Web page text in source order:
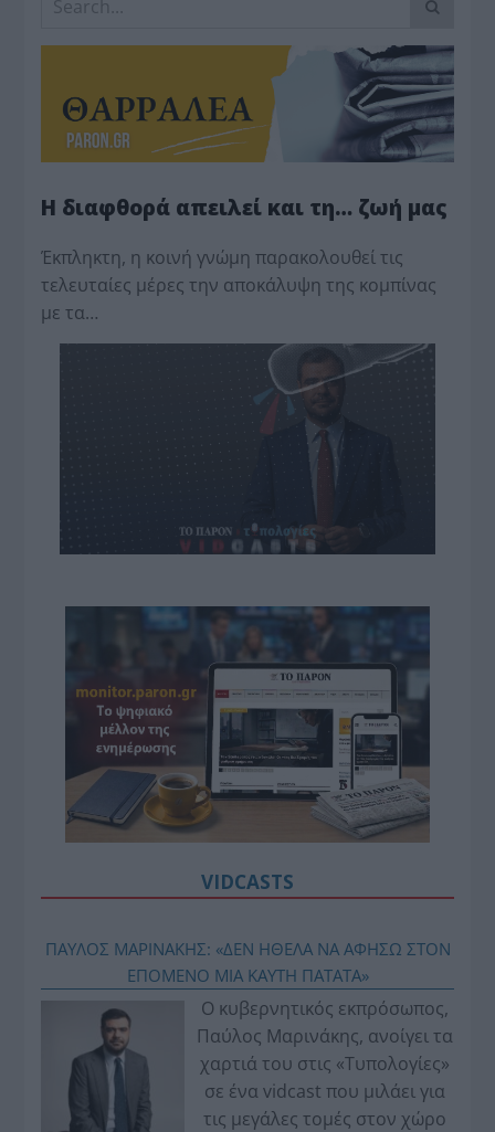
Η διαφθορά απειλεί και τη… ζωή μας
Έκπληκτη, η κοινή γνώμη παρακολουθεί τις
τελευταίες μέρες την αποκάλυψη της κο­μπίνας
με τα…
VIDCASTS
ΠΑΥΛΟΣ ΜΑΡΙΝΑΚΗΣ: «ΔΕΝ ΗΘΕΛΑ ΝΑ ΑΦΗΣΩ ΣΤΟΝ
ΕΠΟΜΕΝΟ ΜΙΑ ΚΑΥΤΗ ΠΑΤΑΤΑ»
Ο κυβερνητικός εκπρόσωπος,
Παύλος Μαρινάκης, ανοίγει τα
χαρτιά του στις «Τυπολογίες»
σε ένα vidcast που μιλάει για
τις μεγάλες τομές στον χώρο